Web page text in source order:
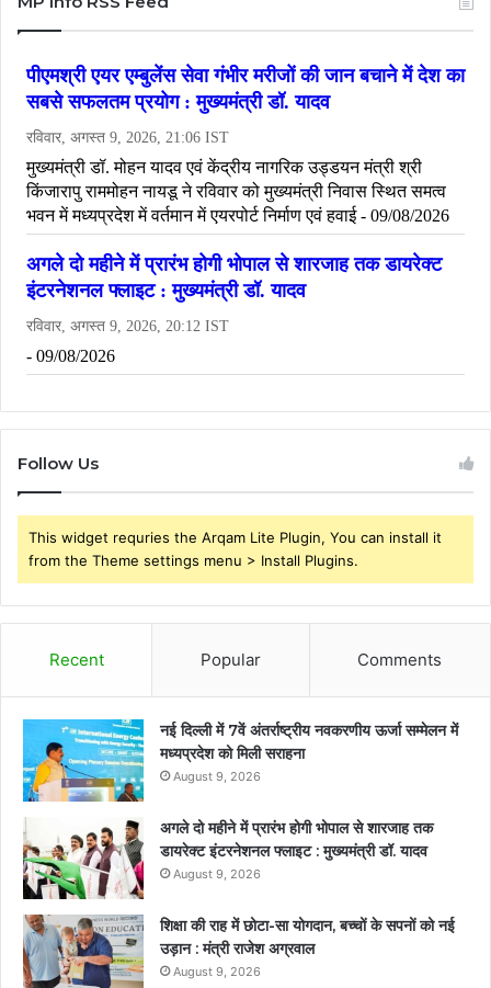
Follow Us
This widget requries the Arqam Lite Plugin, You can install it
from the Theme settings menu > Install Plugins.
Recent Popular Comments
नई दिल्ली में 7वें अंतर्राष्ट्रीय नवकरणीय ऊर्जा सम्मेलन में
मध्यप्रदेश को मिली सराहना
August 9, 2026
अगले दो महीने में प्रारंभ होगी भोपाल से शारजाह तक
डायरेक्ट इंटरनेशनल फ्लाइट : मुख्यमंत्री डॉ. यादव
August 9, 2026
शिक्षा की राह में छोटा-सा योगदान, बच्चों के सपनों को नई
उड़ान : मंत्री राजेश अग्रवाल
August 9, 2026